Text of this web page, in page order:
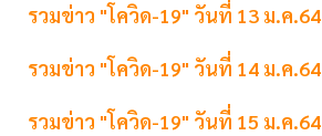
รวมข่าว "โควิด-19" วันที่ 13 ม.ค.64
รวมข่าว "โควิด-19" วันที่ 14 ม.ค.64
รวมข่าว "โควิด-19" วันที่ 15 ม.ค.64